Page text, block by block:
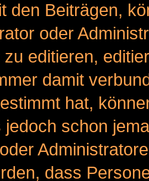
den Beiträgen,
oder
editieren,
damit
hat,
jedoch schon
dass